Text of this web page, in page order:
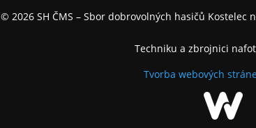
© 2026 SH ČMS – Sbor dobrovolných hasičů Kostelec
Techniku a zbrojnici
Tvorba webových